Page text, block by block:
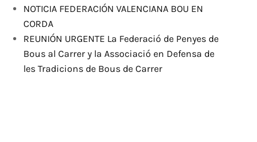
NOTICIA FEDERACIÓN VALENCIANA BOU EN
CORDA
REUNIÓN URGENTE La Federació de Penyes de
Bous al Carrer y la Associació en Defensa de
les Tradicions de Bous de Carrer